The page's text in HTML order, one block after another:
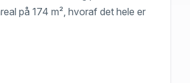
på 174 m², hvoraf det hele er